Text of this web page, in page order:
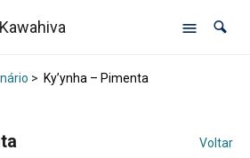
> Ky’ynha – Pimenta
Voltar